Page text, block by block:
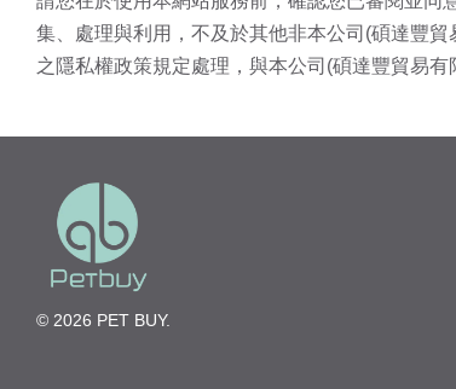
集、處理與利用，不及於其他非本公司(碩達豐
之隱私權政策規定處理，與本公司(碩達豐貿易有
© 2026 PET BUY.